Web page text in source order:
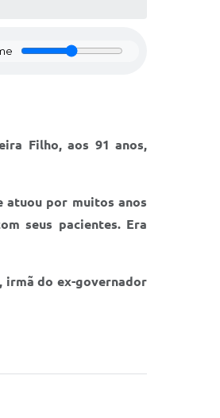
Filho, aos 91 anos,
atuou por muitos anos
seus pacientes. Era
irmã do ex-governador